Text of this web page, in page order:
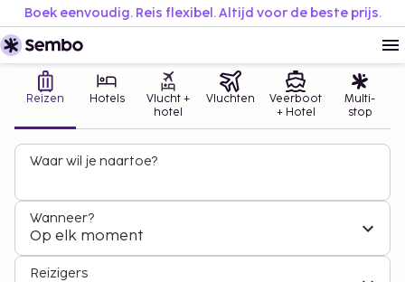
Boek eenvoudig. Reis flexibel. Altijd voor de beste prijs.
Reizen Hotels
Vlucht +
hotel
Vluchten
Veerboot
+ Hotel
Multi-
stop
Waar wil je naartoe?
Wanneer?
Op elk moment
Reizigers